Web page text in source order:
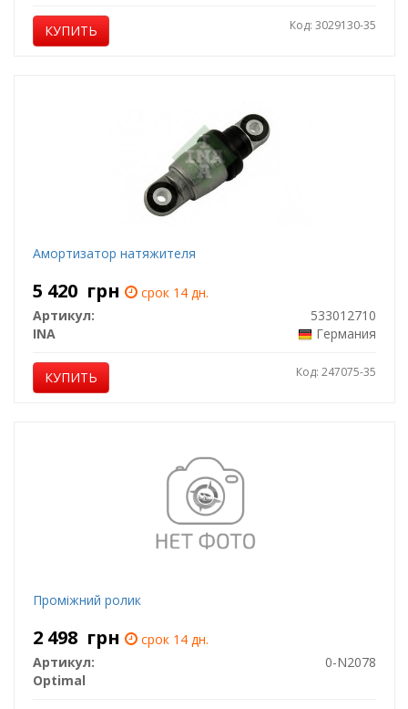
КУПИТЬ Код: 3029130-35
Амортизатор натяжителя
5 420 грн
срок 14 дн.
Артикул:
533012710
INA
Германия
КУПИТЬ Код: 247075-35
Проміжний ролик
2 498 грн
срок 14 дн.
Артикул:
0-N2078
Optimal